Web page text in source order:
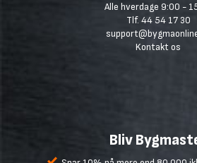
Alle hverdage 9:00 -
Tlf. 44 54 17 30
Kontakt os
Bliv